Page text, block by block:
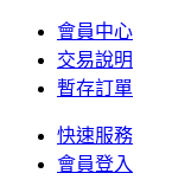
會員中心
交易說明
暫存訂單
快速服務
會員登入